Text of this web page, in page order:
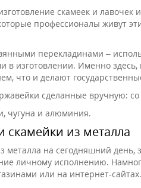
скамеек и лавочек
профессионалы живут
перекладинами –
изготовлении. Именно здесь,
что и делают
сделанные вручную:
чугуна и алюминия.
скамейки из металла
металла на сегодняшний
личному исполнению.
или на интернет-